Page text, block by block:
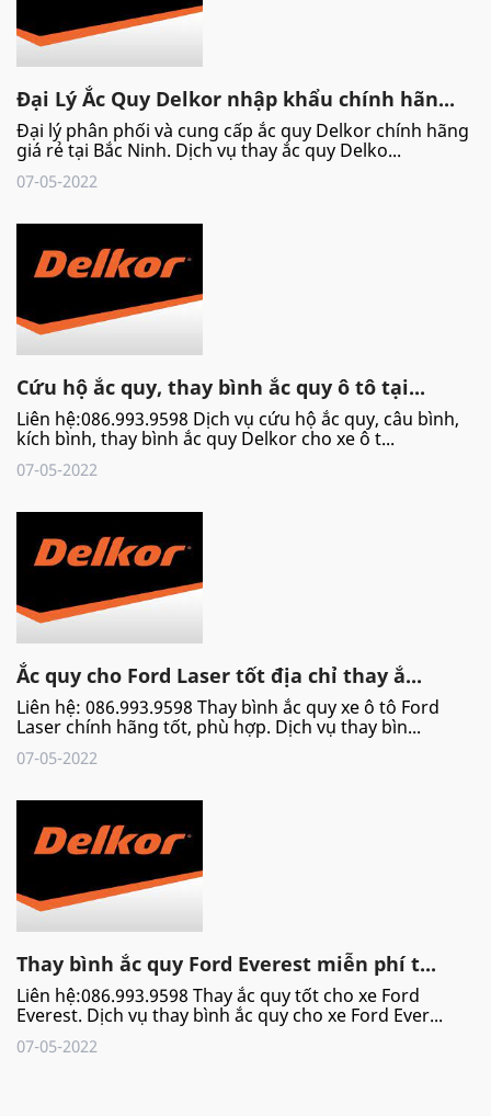
Đại Lý Ắc Quy Delkor nhập khẩu chính hãn...
Đại lý phân phối và cung cấp ắc quy Delkor chính hãng
giá rẻ tại Bắc Ninh. Dịch vụ thay ắc quy Delko...
07-05-2022
Cứu hộ ắc quy, thay bình ắc quy ô tô tại...
Liên hệ:086.993.9598 Dịch vụ cứu hộ ắc quy, câu bình,
kích bình, thay bình ắc quy Delkor cho xe ô t...
07-05-2022
Ắc quy cho Ford Laser tốt địa chỉ thay ắ...
Liên hệ: 086.993.9598 Thay bình ắc quy xe ô tô Ford
Laser chính hãng tốt, phù hợp. Dịch vụ thay bìn...
07-05-2022
Thay bình ắc quy Ford Everest miễn phí t...
Liên hệ:086.993.9598 Thay ắc quy tốt cho xe Ford
Everest. Dịch vụ thay bình ắc quy cho xe Ford Ever...
07-05-2022